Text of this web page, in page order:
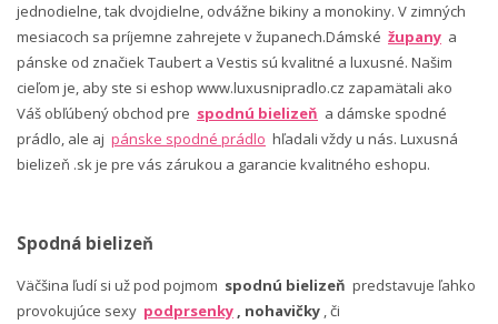
jednodielne, tak dvojdielne, odvážne bikiny a monokiny. V zimných
mesiacoch sa príjemne zahrejete v županech.Dámské župany a
pánske od značiek Taubert a Vestis sú kvalitné a luxusné. Našim
cieľom je, aby ste si eshop www.luxusnipradlo.cz zapamätali ako
Váš obľúbený obchod pre spodnú bielizeň a dámske spodné
prádlo, ale aj pánske spodné prádlo hľadali vždy u nás. Luxusná
bielizeň .sk je pre vás zárukou a garancie kvalitného eshopu.
Spodná bielizeň
Väčšina ľudí si už pod pojmom spodnú bielizeň predstavuje ľahko
provokujúce sexy podprsenky , nohavičky , či